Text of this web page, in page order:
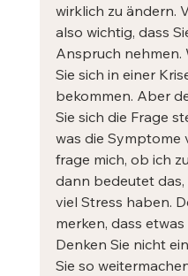
wirklich zu ändern.
also wichtig, dass
Anspruch nehmen.
Sie sich in einer
bekommen. Aber
Sie sich die Frage
was die Symptome
frage mich, ob ich
dann bedeutet das,
viel Stress haben.
merken, dass
Denken Sie nicht
Sie so